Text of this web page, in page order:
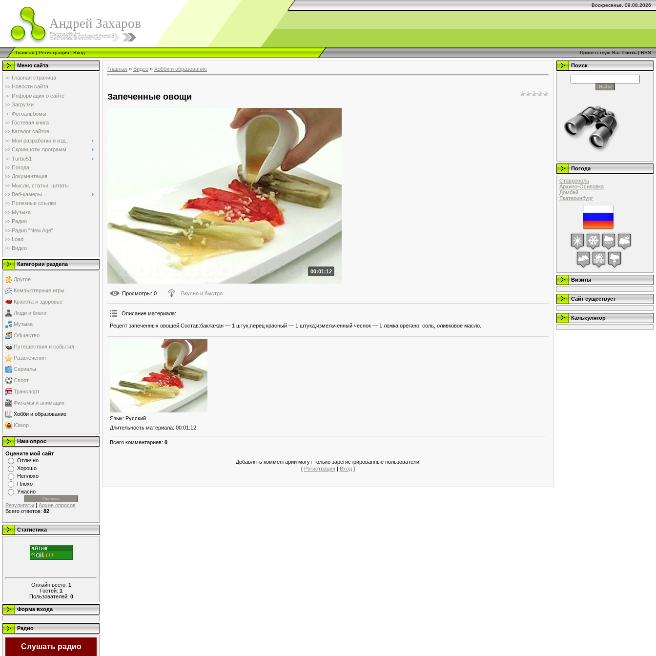
Воскресенье, 09.08.2026
Андрей Захаров
Главная|Регистрация|Вход Приветствую Вас Гость|RSS
Меню сайта
Главная страница
Новости сайта
Информация о сайте
Загрузки
Фотоальбомы
Гостевая книга
Каталог сайтов
Мои разработки и изд...
Скриншоты программ
Turbo51
Погода
Документация
Мысли, статьи, цитаты
Веб-камеры
Полезные ссылки
Музыка
Радио
Радио "New Age"
Load
Видео
Категории раздела
Другое
Компьютерные игры
Красота и здоровье
Люди и блоги
Музыка
Общество
Путешествия и события
Развлечения
Сериалы
Спорт
Транспорт
Фильмы и анимация
Хобби и образование
Юмор
Наш опрос
Оцените мой сайт
Отлично
Хорошо
Неплохо
Плохо
Ужасно
Результаты | Архив опросов
Всего ответов: 82
Статистика
Онлайн всего: 1
Гостей: 1
Пользователей: 0
Форма входа
Радио
Слушать радио
Главная » Видео » Хобби и образование
Запеченные овощи
00:01:12
Просмотры: 0 Вкусно и быстро
Описание материала:
Рецепт запеченных овощей.Состав:баклажан — 1 штук;перец красный — 1 штука;измельченный чеснок — 1 ложка;орегано, соль, оливковое масло.
Язык: Русский
Длительность материала: 00:01:12
Всего комментариев: 0
Добавлять комментарии могут только зарегистрированные пользователи.
[ Регистрация | Вход ]
Поиск
Погода
Ставрополь
Архипо-Осиповка
Домбай
Екатеринбург
Визиты
Сайт существует
Калькулятор